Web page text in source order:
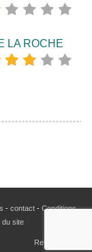
LA ROCHE
- contact- Conditions
du site
Retour en haut